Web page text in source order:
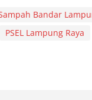
Bandar
PSEL Lampung Raya